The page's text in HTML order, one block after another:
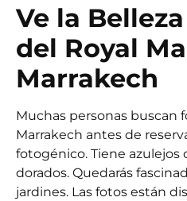
Ve la
del Royal
Marrakech
Muchas personas buscan
Marrakech antes de
fotogénico. Tiene azulejos
dorados. Quedarás
jardines. Las fotos están